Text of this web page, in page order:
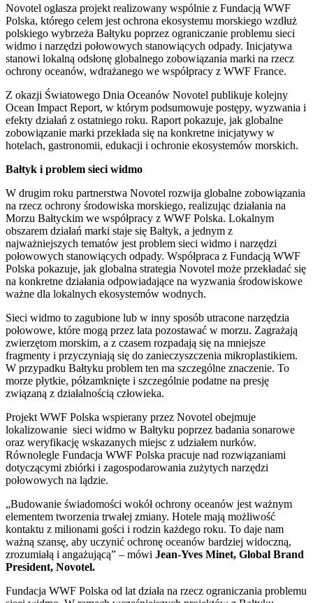
Novotel ogłasza projekt realizowany wspólnie z Fundacją WWF
Polska, którego celem jest ochrona ekosystemu morskiego wzdłuż
polskiego wybrzeża Bałtyku poprzez ograniczanie problemu sieci
widmo i narzędzi połowowych stanowiących odpady. Inicjatywa
stanowi lokalną odsłonę globalnego zobowiązania marki na rzecz
ochrony oceanów, wdrażanego we współpracy z WWF France.
Z okazji Światowego Dnia Oceanów Novotel publikuje kolejny
Ocean Impact Report, w którym podsumowuje postępy, wyzwania i
efekty działań z ostatniego roku. Raport pokazuje, jak globalne
zobowiązanie marki przekłada się na konkretne inicjatywy w
hotelach, gastronomii, edukacji i ochronie ekosystemów morskich.
Bałtyk i problem sieci widmo
W drugim roku partnerstwa Novotel rozwija globalne zobowiązania
na rzecz ochrony środowiska morskiego, realizując działania na
Morzu Bałtyckim we współpracy z WWF Polska. Lokalnym
obszarem działań marki staje się Bałtyk, a jednym z
najważniejszych tematów jest problem sieci widmo i narzędzi
połowowych stanowiących odpady. Współpraca z Fundacją WWF
Polska pokazuje, jak globalna strategia Novotel może przekładać się
na konkretne działania odpowiadające na wyzwania środowiskowe
ważne dla lokalnych ekosystemów wodnych.
Sieci widmo to zagubione lub w inny sposób utracone narzędzia
połowowe, które mogą przez lata pozostawać w morzu. Zagrażają
zwierzętom morskim, a z czasem rozpadają się na mniejsze
fragmenty i przyczyniają się do zanieczyszczenia mikroplastikiem.
W przypadku Bałtyku problem ten ma szczególne znaczenie. To
morze płytkie, półzamknięte i szczególnie podatne na presję
związaną z działalnością człowieka.
Projekt WWF Polska wspierany przez Novotel obejmuje
lokalizowanie sieci widmo w Bałtyku poprzez badania sonarowe
oraz weryfikację wskazanych miejsc z udziałem nurków.
Równolegle Fundacja WWF Polska pracuje nad rozwiązaniami
dotyczącymi zbiórki i zagospodarowania zużytych narzędzi
połowowych na lądzie.
„Budowanie świadomości wokół ochrony oceanów jest ważnym
elementem tworzenia trwałej zmiany. Hotele mają możliwość
kontaktu z milionami gości i rodzin każdego roku. To daje nam
ważną szansę, aby uczynić ochronę oceanów bardziej widoczną,
zrozumiałą i angażującą” – mówi Jean-Yves Minet, Global Brand
President, Novotel.
Fundacja WWF Polska od lat działa na rzecz ograniczania problemu